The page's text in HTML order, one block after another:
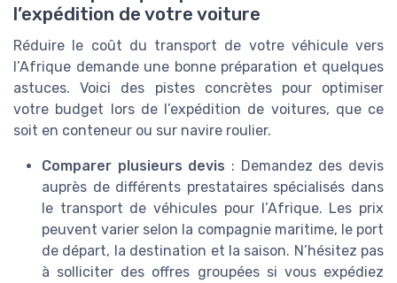
l’expédition de votre voiture
Réduire le coût du transport de votre véhicule vers
l’Afrique demande une bonne préparation et quelques
astuces. Voici des pistes concrètes pour optimiser
votre budget lors de l’expédition de voitures, que ce
soit en conteneur ou sur navire roulier.
Comparer plusieurs devis : Demandez des devis
auprès de différents prestataires spécialisés dans
le transport de véhicules pour l’Afrique. Les prix
peuvent varier selon la compagnie maritime, le port
de départ, la destination et la saison. N’hésitez pas
à solliciter des offres groupées si vous expédiez